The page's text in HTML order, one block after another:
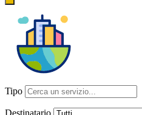
Tipo
Destinatario